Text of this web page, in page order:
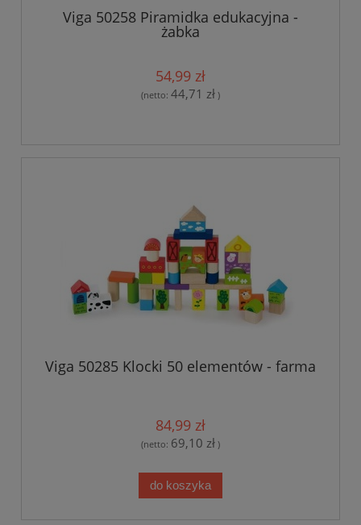
Viga 50258 Piramidka edukacyjna -
żabka
54,99 zł
(netto: 44,71 zł )
Viga 50285 Klocki 50 elementów - farma
84,99 zł
(netto: 69,10 zł )
do koszyka